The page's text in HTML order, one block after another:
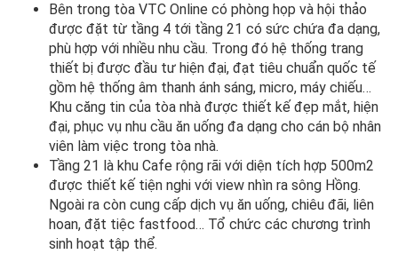
Bên trong tòa VTC Online có phòng họp và hội thảo
được đặt từ tầng 4 tới tầng 21 có sức chứa đa dạng,
phù hợp với nhiều nhu cầu. Trong đó hệ thống trang
thiết bị được đầu tư hiện đại, đạt tiêu chuẩn quốc tế
gồm hệ thống âm thanh ánh sáng, micro, máy chiếu…
Khu căng tin của tòa nhà được thiết kế đẹp mắt, hiện
đại, phục vụ nhu cầu ăn uống đa dạng cho cán bộ nhân
viên làm việc trong tòa nhà.
Tầng 21 là khu Cafe rộng rãi với diện tích hợp 500m2
được thiết kế tiện nghi với view nhìn ra sông Hồng.
Ngoài ra còn cung cấp dịch vụ ăn uống, chiêu đãi, liên
hoan, đặt tiệc fastfood… Tổ chức các chương trình
sinh hoạt tập thể.